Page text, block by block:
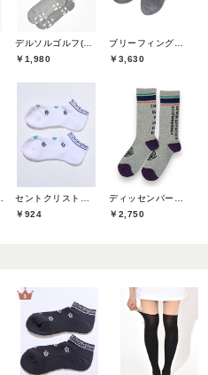
￥1,980
￥3,630
￥924
￥2,750